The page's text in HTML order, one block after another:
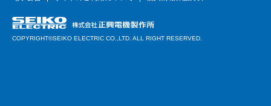
COPYRIGHT©SEIKO ELECTRIC CO.,LTD. ALL RIGHT RESERVED.